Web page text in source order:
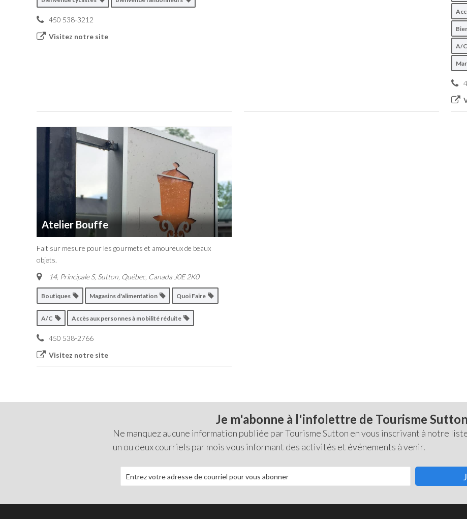
450 538-3212
Visitez notre site
A/C
Atelier Bouffe
Fait sur mesure pour les gourmets et amoureux de beaux
objets.
14, Principale S, Sutton, Québec, Canada J0E 2K0
Boutiques Magasins d'alimentation Quoi Faire
A/C Accès aux personnes à mobilité réduite
450 538-2766
Visitez notre site
Je m'abonne à l'infolettre de Tourisme Sutton
Ne manquez aucune information publiée par Tourisme Sutton en vous inscrivant à notre
un ou deux courriels par mois vous informant des activités et événements à venir.